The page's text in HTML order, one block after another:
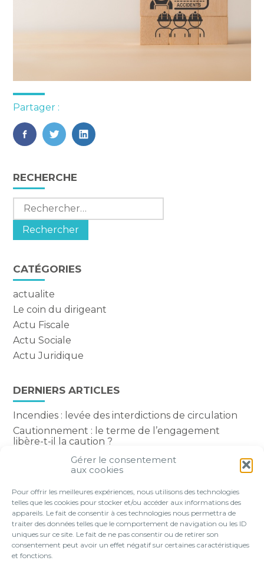
Gérer le consentement
aux cookies
Pour offrir les meilleures expériences, nous utilisons des technologies
telles que les cookies pour stocker et/ou accéder aux informations des
appareils. Le fait de consentir à ces technologies nous permettra de
traiter des données telles que le comportement de navigation ou les ID
uniques sur ce site. Le fait de ne pas consentir ou de retirer son
consentement peut avoir un effet négatif sur certaines caractéristiques
et fonctions.
Partager :
FaceBook
TwitterLinkedIn
Blog
sidebar
RECHERCHE
Rechercher :
CATÉGORIES
actualite
Le coin du dirigeant
Actu Fiscale
Actu Sociale
Actu Juridique
DERNIERS ARTICLES
Incendies : levée des interdictions de circulation
Cautionnement : le terme de l’engagement
libère-t-il la caution ?
Transport fluvial de marchandises : une aide
financière bienvenue
comptent-elles ?
Footer